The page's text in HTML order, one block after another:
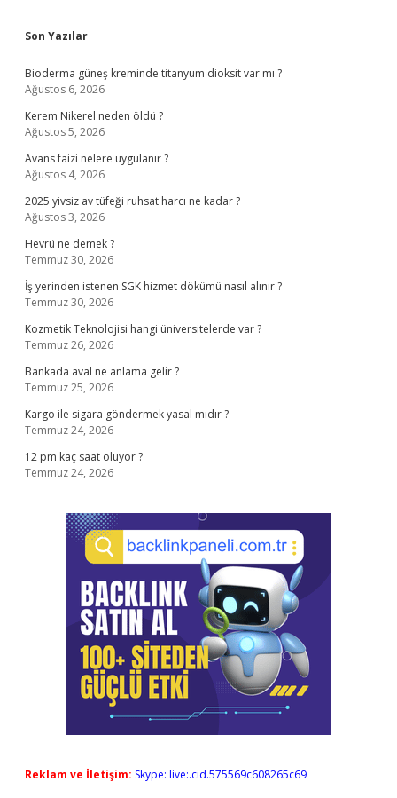
Sidebar
Son Yazılar
Bioderma güneş kreminde titanyum dioksit var mı ?
Ağustos 6, 2026
Kerem Nikerel neden öldü ?
Ağustos 5, 2026
Avans faizi nelere uygulanır ?
Ağustos 4, 2026
2025 yivsiz av tüfeği ruhsat harcı ne kadar ?
Ağustos 3, 2026
Hevrü ne demek ?
Temmuz 30, 2026
İş yerinden istenen SGK hizmet dökümü nasıl alınır ?
Temmuz 30, 2026
Kozmetik Teknolojisi hangi üniversitelerde var ?
Temmuz 26, 2026
Bankada aval ne anlama gelir ?
Temmuz 25, 2026
Kargo ile sigara göndermek yasal mıdır ?
Temmuz 24, 2026
12 pm kaç saat oluyor ?
Temmuz 24, 2026
Reklam ve İletişim: Skype: live:.cid.575569c608265c69